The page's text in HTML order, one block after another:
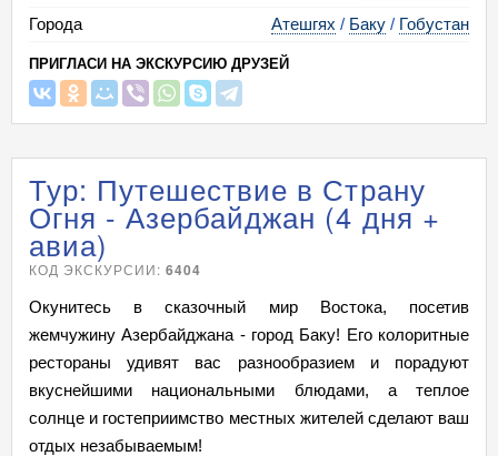
Города
Атешгях / Баку / Гобустан
ПРИГЛАСИ НА ЭКСКУРСИЮ ДРУЗЕЙ
Тур: Путешествие в Страну
Огня - Азербайджан (4 дня +
авиа)
КОД ЭКСКУРСИИ:6404
Окунитесь в сказочный мир Востока, посетив
жемчужину Азербайджана - город Баку! Его колоритные
рестораны удивят вас разнообразием и порадуют
вкуснейшими национальными блюдами, а теплое
солнце и гостеприимство местных жителей сделают ваш
отдых незабываемым!